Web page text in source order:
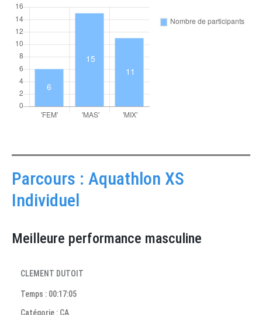
Parcours : Aquathlon XS
Individuel
Meilleure performance masculine
CLEMENT DUTOIT
Temps : 00:17:05
Catégorie : CA